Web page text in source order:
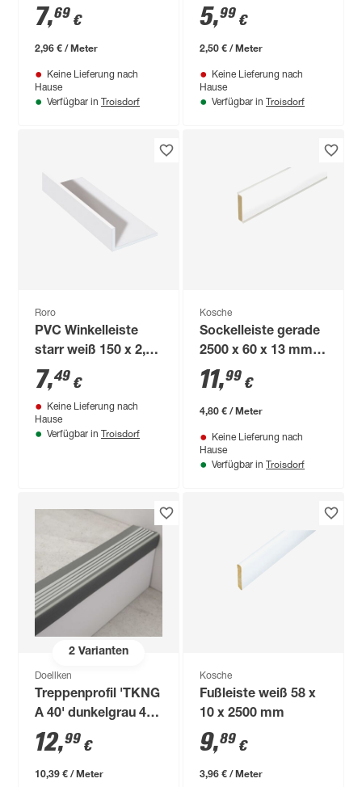
m
7,69 €
2,96 € / Meter
Keine Lieferung nach
Hause
Verfügbar in Troisdorf
5,99 €
2,50 € / Meter
Keine Lieferung nach
Hause
Verfügbar in Troisdorf
Roro
PVC Winkelleiste
starr weiß 150 x 2,5
x 4,0 cm
7,49 €
Keine Lieferung nach
Hause
Verfügbar in Troisdorf
Kosche
Sockelleiste gerade
2500 x 60 x 13 mm
Uni weiß
11,99 €
4,80 € / Meter
Keine Lieferung nach
Hause
Verfügbar in Troisdorf
2Varianten
Doellken
Treppenprofil 'TKNG
A 40' dunkelgrau 4 x
2,8 x 125 cm
12,99 €
10,39 € / Meter
Kosche
Fußleiste weiß 58 x
10 x 2500 mm
9,89 €
3,96 € / Meter